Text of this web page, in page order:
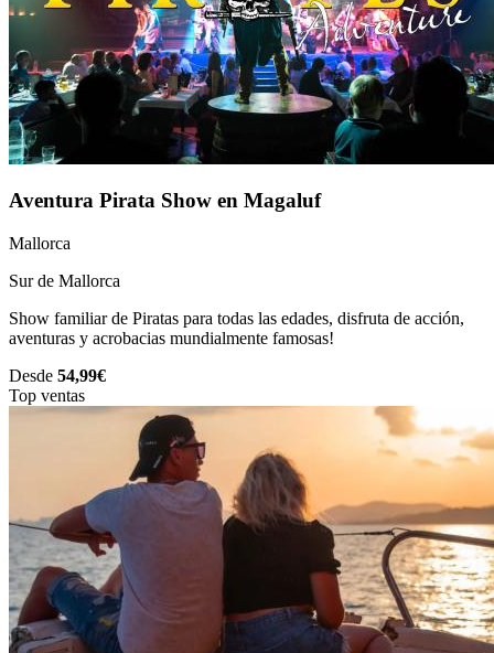
Aventura Pirata Show en Magaluf
Mallorca
Sur de Mallorca
Show familiar de Piratas para todas las edades, disfruta de acción,
aventuras y acrobacias mundialmente famosas!
Desde 54,99€
Top ventas